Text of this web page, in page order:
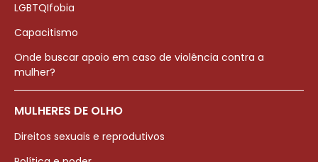
LGBTQIfobia
Capacitismo
Onde buscar apoio em caso de violência contra a
mulher?
MULHERES DE OLHO
Direitos sexuais e reprodutivos